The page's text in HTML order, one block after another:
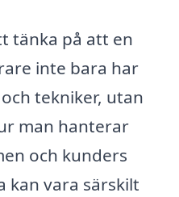
tänka på att en
inte bara har
tekniker, utan
man hanterar
och kunders
kan vara särskilt